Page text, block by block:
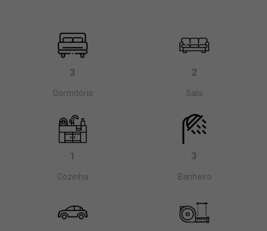
3
Dormitório
2
Sala
1
Cozinha
3
Banheiro